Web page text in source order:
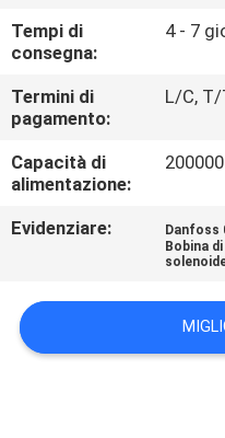
CONTATTACI
CHIEDI UN
PREVENTIVO
NEWS
MAPPA
DEL
Tempi di
consegna:
4 - 7
Termini di
pagamento:
L/C, T/
Capacità di
alimentazione:
Evidenziare: Danfoss
Bobina